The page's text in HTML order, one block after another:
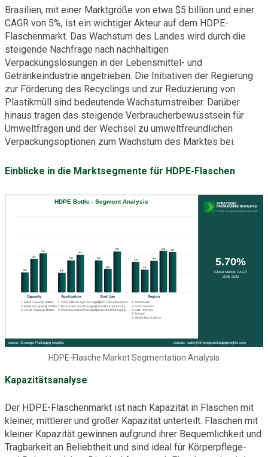
Brasilien, mit einer Marktgröße von etwa $5 billion und einer
CAGR von 5%, ist ein wichtiger Akteur auf dem HDPE-
Flaschenmarkt. Das Wachstum des Landes wird durch die
steigende Nachfrage nach nachhaltigen
Verpackungslösungen in der Lebensmittel- und
Getränkeindustrie angetrieben. Die Initiativen der Regierung
zur Förderung des Recyclings und zur Reduzierung von
Plastikmüll sind bedeutende Wachstumstreiber. Darüber
hinaus tragen das steigende Verbraucherbewusstsein für
Umweltfragen und der Wechsel zu umweltfreundlichen
Verpackungsoptionen zum Wachstum des Marktes bei.
Einblicke in die Marktsegmente für HDPE-Flaschen
HDPE-Flasche Market Segmentation Analysis
Kapazitätsanalyse
Der HDPE-Flaschenmarkt ist nach Kapazität in Flaschen mit
kleiner, mittlerer und großer Kapazität unterteilt. Flaschen mit
kleiner Kapazität gewinnen aufgrund ihrer Bequemlichkeit und
Tragbarkeit an Beliebtheit und sind ideal für Körperpflege-